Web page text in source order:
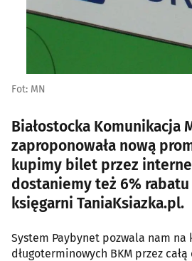
Fot: MN
Białostocka Komunikacja
zaproponowała nową
kupimy bilet przez
dostaniemy też 6%
księgarni TaniaKsiazka.pl.
System Paybynet pozwala nam
długoterminowych BKM przez